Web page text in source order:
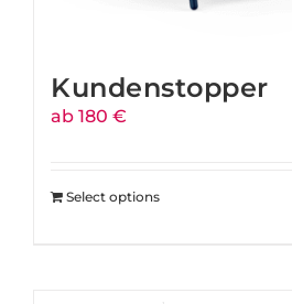
Kundenstopper
ab 180 €
Select options